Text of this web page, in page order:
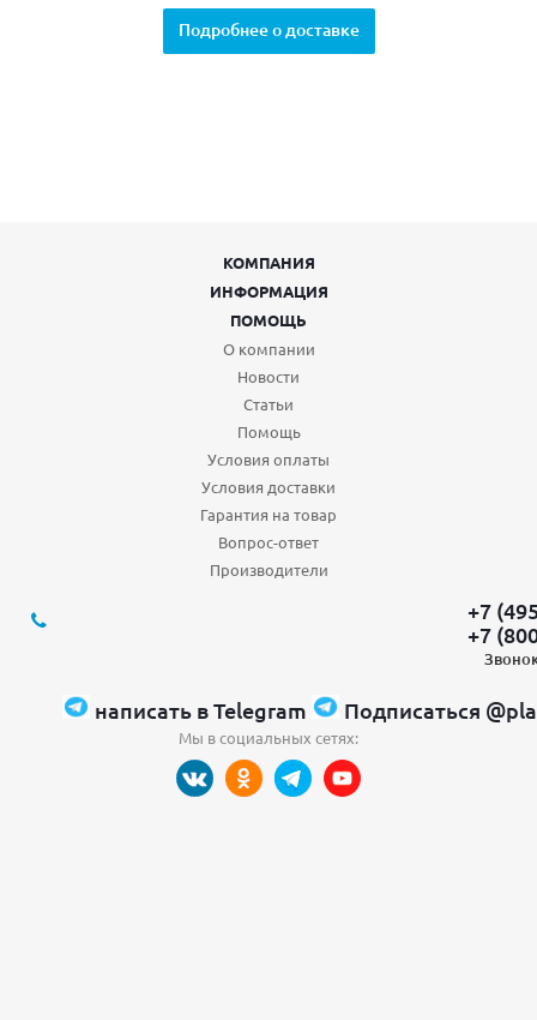
Подробнее о доставке
КОМПАНИЯ
ИНФОРМАЦИЯ
ПОМОЩЬ
О компании
Новости
Статьи
Помощь
Условия оплаты
Условия доставки
Гарантия на товар
Вопрос-ответ
Производители
+7
+7
написать в Telegram Подписаться
Мы в социальных сетях: